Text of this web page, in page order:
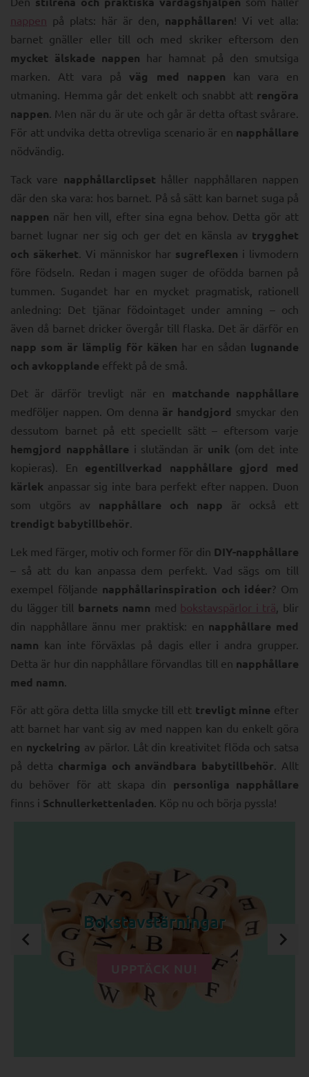
nappen på plats: här är den, napphållaren! Vi vet alla:
barnet gnäller eller till och med skriker eftersom den
mycket älskade nappen har hamnat på den smutsiga
marken. Att vara på väg med nappen kan vara en
utmaning. Hemma går det enkelt och snabbt att rengöra
nappen. Men när du är ute och går är detta oftast svårare.
För att undvika detta otrevliga scenario är en napphållare
nödvändig.
Tack vare napphållarclipset håller napphållaren nappen
där den ska vara: hos barnet. På så sätt kan barnet suga på
nappen när hen vill, efter sina egna behov. Detta gör att
barnet lugnar ner sig och ger det en känsla av trygghet
och säkerhet . Vi människor har sugreflexen i livmodern
före födseln. Redan i magen suger de ofödda barnen på
tummen. Sugandet har en mycket pragmatisk, rationell
anledning: Det tjänar födointaget under amning – och
även då barnet dricker övergår till flaska. Det är därför en
napp som är lämplig för käken har en sådan lugnande
och avkopplande effekt på de små.
Det är därför trevligt när en matchande napphållare
medföljer nappen. Om denna är handgjord smyckar den
dessutom barnet på ett speciellt sätt – eftersom varje
hemgjord napphållare i slutändan är unik (om det inte
kopieras). En egentillverkad napphållare gjord med
kärlek anpassar sig inte bara perfekt efter nappen. Duon
som utgörs av napphållare och napp är också ett
trendigt babytillbehör.
Lek med färger, motiv och former för din DIY-napphållare
– så att du kan anpassa dem perfekt. Vad sägs om till
exempel följande napphållarinspiration och idéer? Om
du lägger till barnets namn med bokstavspärlor i trä , blir
din napphållare ännu mer praktisk: en napphållare med
namn kan inte förväxlas på dagis eller i andra grupper.
Detta är hur din napphållare förvandlas till en napphållare
med namn
För att göra detta lilla smycke till ett trevligt minne efter
att barnet har vant sig av med nappen kan du enkelt göra
en nyckelring av pärlor. Låt din kreativitet flöda och satsa
på detta charmiga och användbara babytillbehör. Allt
du behöver för att skapa din personliga napphållare
finns i Schnullerkettenladen. Köp nu och börja pyssla!
Bokstavstärningar